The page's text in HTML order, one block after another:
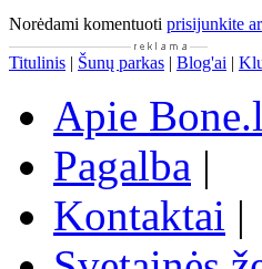
Norėdami komentuoti prisijunkite
Titulinis | Šunų parkas | Blog'ai |
Apie
Pagalba |
Kontaktai |